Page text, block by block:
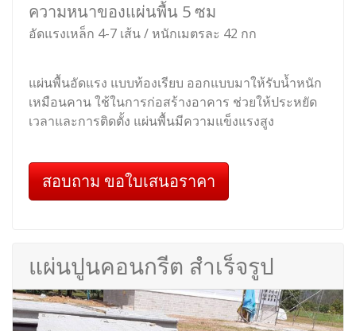
ความหนาของแผ่นพื้น 5 ซม
อัดแรงเหล็ก 4-7 เส้น / หนักเมตรละ 42 กก
แผ่นพื้นอัดแรง แบบท้องเรียบ ออกแบบมาให้รับน้ำหนัก
เหมือนคาน ใช้ในการก่อสร้างอาคาร ช่วยให้ประหยัด
เวลาและการติดตั้ง แผ่นพื้นมีความแข็งแรงสูง
สอบถาม ขอใบเสนอราคา
แผ่นปูนคอนกรีต สำเร็จรูป